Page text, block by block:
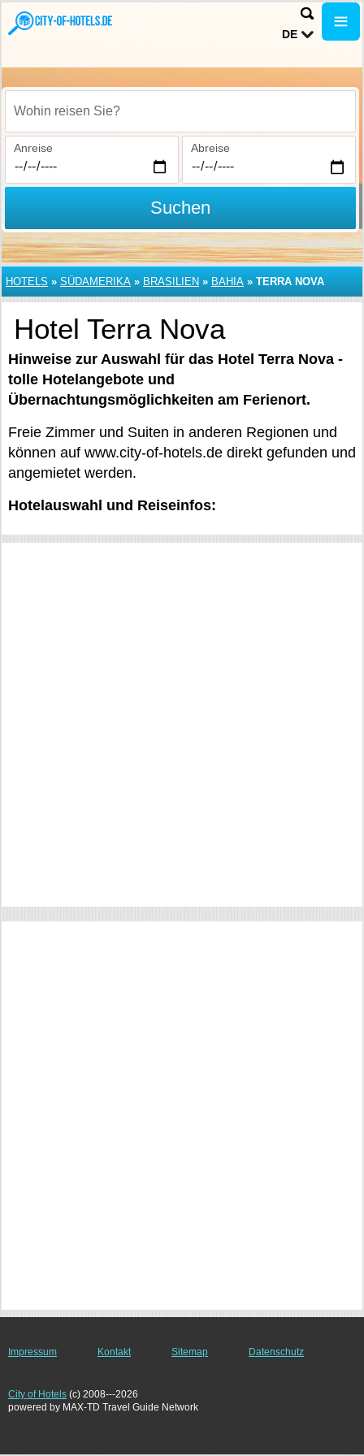
DE
Wohin reisen Sie?
Anreise Abreise
Suchen
HOTELS » SÜDAMERIKA » BRASILIEN » BAHIA » TERRA NOVA
Hotel Terra Nova
Hinweise zur Auswahl für das Hotel Terra Nova -
tolle Hotelangebote und
Übernachtungsmöglichkeiten am Ferienort.
Freie Zimmer und Suiten in anderen Regionen und
können auf www.city-of-hotels.de direkt gefunden und
angemietet werden.
Hotelauswahl und Reiseinfos:
Impressum Kontakt Sitemap Datenschutz
City of Hotels (c) 2008---2026
powered by MAX-TD Travel Guide Network